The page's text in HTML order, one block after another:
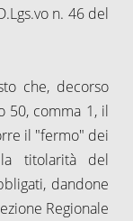
n. 46 del
che, decorso
50, comma 1, il
il "fermo" dei
titolarità del
dandone
Regionale